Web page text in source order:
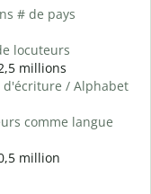
# de pays
locuteurs
millions
d'écriture / Alphabet
comme langue
million